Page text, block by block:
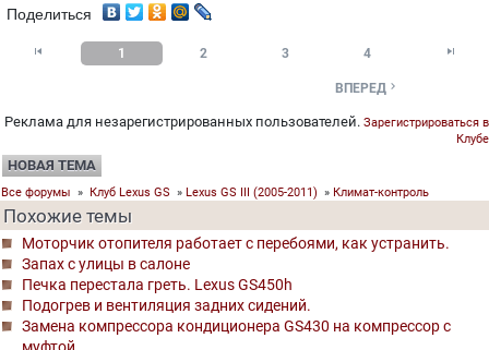
Поделиться
 1 2 3 4 
ВПЕРЕД 
Реклама для незарегистрированных пользователей. Зарегистрироваться в
Клубе
НОВАЯ ТЕМА
Все форумы » Клуб Lexus GS » Lexus GS III (2005-2011) » Климат-контроль
Похожие темы
Моторчик отопителя работает с перебоями, как устранить.
Запах с улицы в салоне
Печка перестала греть. Lexus GS450h
Подогрев и вентиляция задних сидений.
Замена компрессора кондиционера GS430 на компрессор с